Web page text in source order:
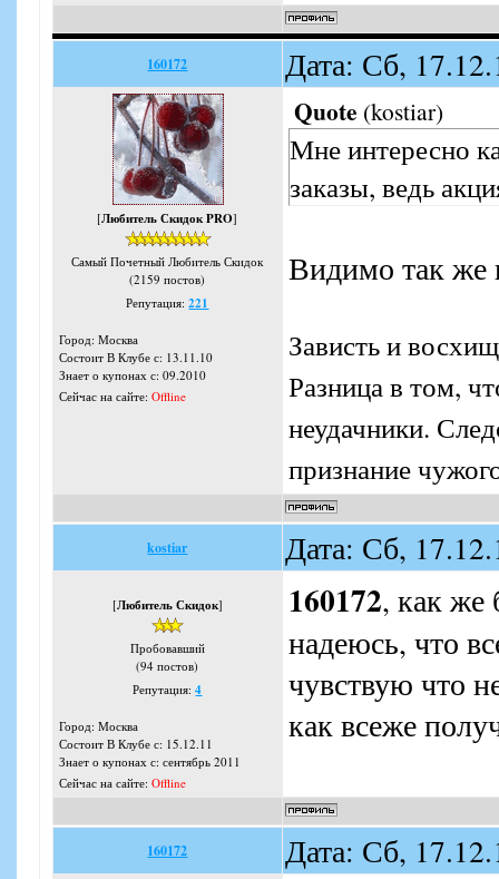
160172 Дата: Сб,
[Любитель Скидок PRO]
Самый Почетный Любитель Скидок
(2159 постов)
Репутация:221
Город: Москва
Состоит В Клубе с: 13.11.10
Знает о купонах с: 09.2010
Сейчас на сайте: Offline
Quote (kostiar)
Мне интересно
заказы, ведь
Видимо так
Зависть и
Разница в том,
неудачники.
признание
kostiar Дата: Сб,
[Любитель Скидок]
Пробовавший
(94 постов)
Репутация:4
Город: Москва
Состоит В Клубе с: 15.12.11
Знает о купонах с: сентябрь 2011
Сейчас на сайте: Offline
160172, как же
надеюсь, что
чувствую что
как всеже
160172 Дата: Сб,